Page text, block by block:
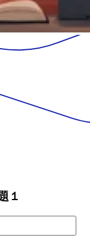
１